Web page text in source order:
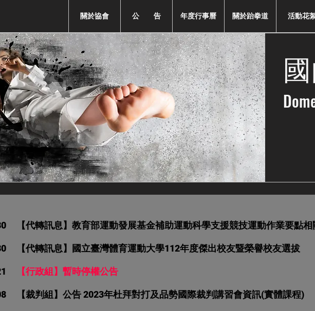
關於協會 公 告 年度行事曆 關於跆拳道 活動花
【代轉訊息】教育部運動發展基金補助運動科學支援競技運動作業要點
【代轉訊息】國立臺灣體育運動大學112年度傑出校友暨榮譽校友選拔
【行政組】暫時停權公告
【裁判組】公告 2023年杜拜對打及品勢國際裁判講習會資訊(實體課程)